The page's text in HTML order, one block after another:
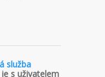
služba
je s uživatelem